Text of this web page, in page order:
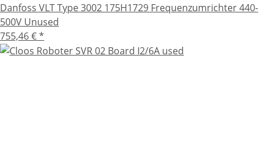
Danfoss VLT Type 3002 175H1729 Frequenzumrichter 440-
500V Unused
755,46 €*